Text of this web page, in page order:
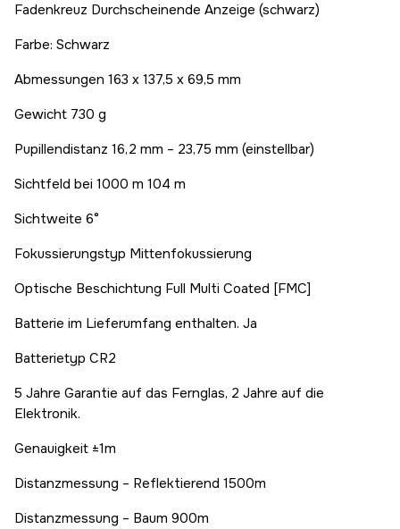
Fadenkreuz Durchscheinende Anzeige (schwarz)
Farbe: Schwarz
Abmessungen 163 x 137,5 x 69,5 mm
Gewicht 730 g
Pupillendistanz 16,2 mm – 23,75 mm (einstellbar)
Sichtfeld bei 1000 m 104 m
Sichtweite 6°
Fokussierungstyp Mittenfokussierung
Optische Beschichtung Full Multi Coated [FMC]
Batterie im Lieferumfang enthalten. Ja
Batterietyp CR2
5 Jahre Garantie auf das Fernglas, 2 Jahre auf die
Elektronik.
Genauigkeit ±1m
Distanzmessung – Reflektierend 1500m
Distanzmessung – Baum 900m